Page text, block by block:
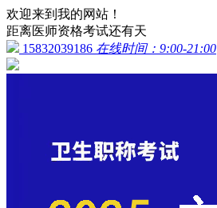
欢迎来到我的网站！
距离医师资格考试还有天
15832039186 在线时间：9:00-21:00